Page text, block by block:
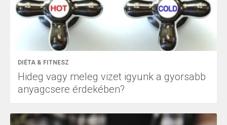
DIÉTA & FITNESZ
Hideg vagy meleg vizet igyunk a gyorsabb
anyagcsere érdekében?